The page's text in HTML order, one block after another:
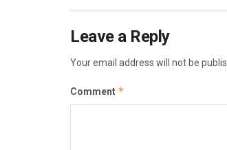
Leave a Reply
Your email address will not be
Comment *